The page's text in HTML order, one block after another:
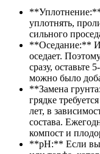
уплотнять,
сильного
**Оседание:**
оседает.
сразу, оставьте
можно было
**Замена
грядке
лет, в
состава.
компост и
**pH:** Если вы